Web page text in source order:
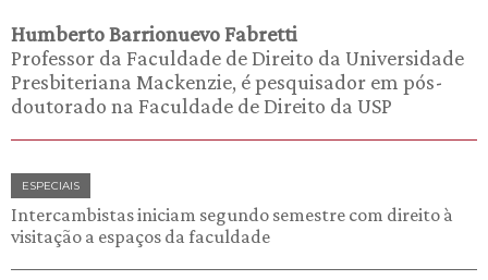
Humberto Barrionuevo Fabretti
Professor da Faculdade de Direito da Universidade
Presbiteriana Mackenzie, é pesquisador em pós-
doutorado na Faculdade de Direito da USP
ESPECIAIS
Intercambistas iniciam segundo semestre com direito à
visitação a espaços da faculdade